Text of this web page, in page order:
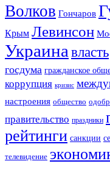
Волков Гончаров
Крым Левинсон
Украина власть
госдума гражданское
коррупция кризис
настроения общество
правительство праздники
рейтинги санкции
телевидение